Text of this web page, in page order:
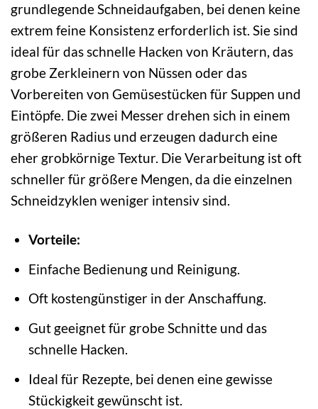
grundlegende Schneidaufgaben, bei denen keine
extrem feine Konsistenz erforderlich ist. Sie sind
ideal für das schnelle Hacken von Kräutern, das
grobe Zerkleinern von Nüssen oder das
Vorbereiten von Gemüsestücken für Suppen und
Eintöpfe. Die zwei Messer drehen sich in einem
größeren Radius und erzeugen dadurch eine
eher grobkörnige Textur. Die Verarbeitung ist oft
schneller für größere Mengen, da die einzelnen
Schneidzyklen weniger intensiv sind.
Vorteile:
Einfache Bedienung und Reinigung.
Oft kostengünstiger in der Anschaffung.
Gut geeignet für grobe Schnitte und das
schnelle Hacken.
Ideal für Rezepte, bei denen eine gewisse
Stückigkeit gewünscht ist.